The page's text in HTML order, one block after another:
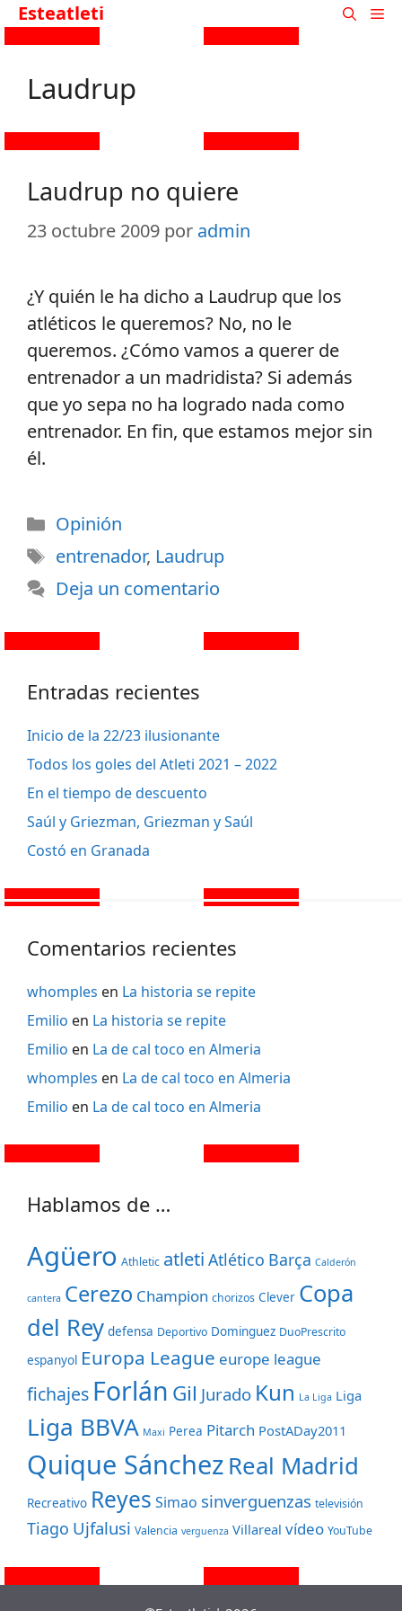
Esteatleti
Laudrup
Laudrup no quiere
23 octubre 2009 por admin
¿Y quién le ha dicho a Laudrup que los
atléticos le queremos? No, no le
queremos. ¿Cómo vamos a querer de
entrenador a un madridista? Si además
que yo sepa no ha logrado nada como
entrenador. En fin, que estamos mejor sin
él.
Opinión
entrenador, Laudrup
Deja un comentario
Entradas recientes
Inicio de la 22/23 ilusionante
Todos los goles del Atleti 2021 – 2022
En el tiempo de descuento
Saúl y Griezman, Griezman y Saúl
Costó en Granada
Comentarios recientes
whomples en La historia se repite
Emilio en La historia se repite
Emilio en La de cal toco en Almeria
whomples en La de cal toco en Almeria
Emilio en La de cal toco en Almeria
Hablamos de …
Agüero Athletic atleti Atlético Barça Calderón
cantera Cerezo Champion chorizos Clever Copa
del Rey defensa Deportivo Dominguez DuoPrescrito
espanyol Europa League europe league
fichajes Forlán Gil Jurado Kun La Liga Liga
Liga BBVA Maxi Perea Pitarch PostADay2011
Quique SánchezReal Madrid
Recreativo Reyes Simao sinverguenzas televisión
Tiago Ujfalusi Valencia verguenza Villareal vídeo YouTube